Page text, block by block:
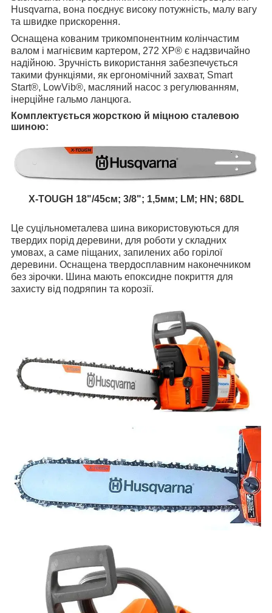
Husqvarna, вона поєднує високу потужність, малу вагу
та швидке прискорення.
Оснащена кованим трикомпонентним колінчастим
валом і магнієвим картером, 272 XP® є надзвичайно
надійною. Зручність використання забезпечується
такими функціями, як ергономічний захват, Smart
Start®, LowVib®, масляний насос з регулюванням,
інерційне гальмо ланцюга.
Комплектується жорсткою й міцною сталевою
шиною:
X-TOUGH 18"/45см; 3/8"; 1,5мм; LM; HN; 68DL
Це суцільнометалева шина використовуються для
твердих порід деревини, для роботи у складних
умовах, а саме піщаних, запилених або горілої
деревини. Оснащена твердосплавним наконечником
без зірочки. Шина мають епоксидне покриття для
захисту від подряпин та корозії.